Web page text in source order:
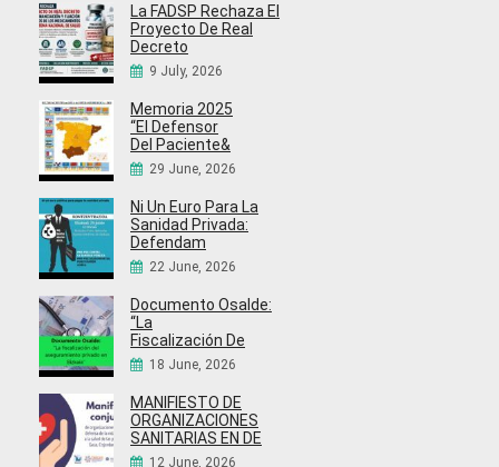
La FADSP Rechaza El
Proyecto De Real
Decreto
9 July, 2026
Memoria 2025
“El Defensor
Del Paciente&
29 June, 2026
Ni Un Euro Para La
Sanidad Privada:
Defendam
22 June, 2026
Documento Osalde:
“La
Fiscalización De
18 June, 2026
MANIFIESTO DE
ORGANIZACIONES
SANITARIAS EN DE
12 June, 2026